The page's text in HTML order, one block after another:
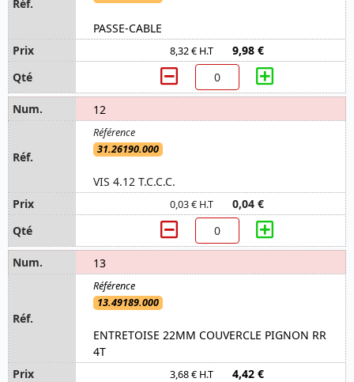
PASSE-CABLE
8,32 € H.T 9,98 €
12
31.26190.000
VIS 4.12 T.C.C.C.
0,03 € H.T 0,04 €
13
13.49189.000
ENTRETOISE 22MM COUVERCLE PIGNON RR
4T
3,68 € H.T 4,42 €